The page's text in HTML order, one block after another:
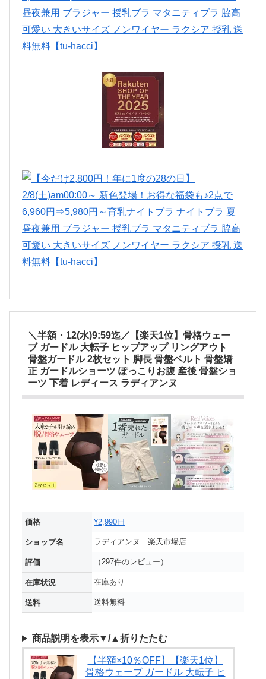
＼半額・12(水)9:59迄／【楽天1位】骨格ウェー
ブ ガードル 大転子 ヒップアップ リングアウト
骨盤ガードル 2枚セット 脚長 骨盤ベルト 骨盤矯
正 ガードルショーツ ぽっこりお腹 産後 骨盤ショ
ーツ 下着 レディース ラディアンヌ
価格 ¥2,990円
ショップ名 ラディアンヌ 楽天市場店
評価 （297件のレビュー）
在庫状況 在庫あり
送料 送料無料
商品説明を表示▼/▲折りたたむ
【半額×10％OFF】【楽天1位】
骨格ウェーブ ガードル 大転子 ヒ